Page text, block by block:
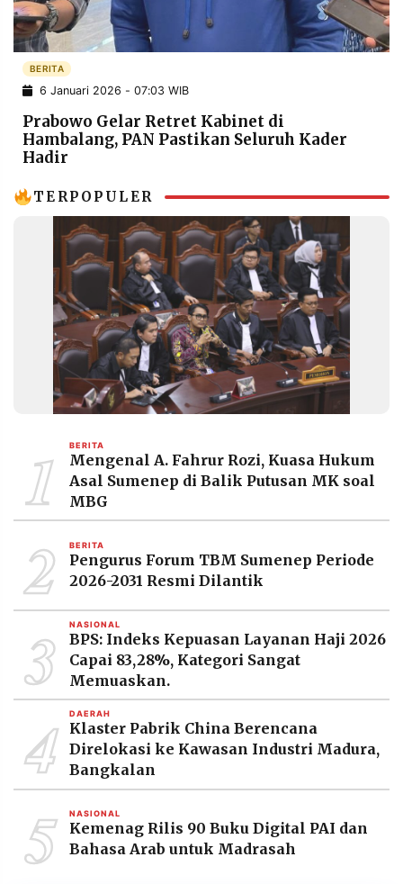
POLICY WARGA
INFORMASI
IKLAN
KIRIM
PENGADUAN TERM
SERVICE
IKUTI
RESOLUSI
MEDIA
©
Resolusi.co
-
PT.
RESOLUSI
MEDIA
BERITA
6 Januari 2026 - 07:03 WIB
Prabowo Gelar Retret Kabinet di
Hambalang, PAN Pastikan Seluruh Kader
Hadir
TERPOPULER
1 BERITA
Mengenal A. Fahrur Rozi, Kuasa Hukum
Asal Sumenep di Balik Putusan MK soal
MBG
2 BERITA
Pengurus Forum TBM Sumenep Periode
2026-2031 Resmi Dilantik
3 NASIONAL
BPS: Indeks Kepuasan Layanan Haji 2026
Capai 83,28%, Kategori Sangat
Memuaskan.
4 DAERAH
Klaster Pabrik China Berencana
Direlokasi ke Kawasan Industri Madura,
Bangkalan
5 NASIONAL
Kemenag Rilis 90 Buku Digital PAI dan
Bahasa Arab untuk Madrasah